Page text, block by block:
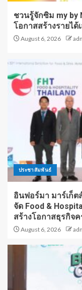
ชวนรู้จักซิม my by
โอกาสสร้างรายได้
August 6, 2026
ประชาสัมพันธ์
อินฟอร์มา มาร์เก็ต
จัด Food &
สร้างโอกาสธุรกิจค
August 6, 2026